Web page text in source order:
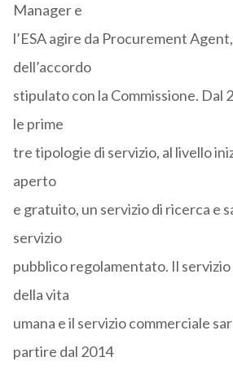
Manager e
l’ESA agire da Procurement
dell’accordo
stipulato con la Commissione. Dal
le prime
tre tipologie di servizio, al livello
aperto
e gratuito, un servizio di ricerca e
servizio
pubblico regolamentato. Il servizio
della vita
umana e il servizio commerciale
partire dal 2014